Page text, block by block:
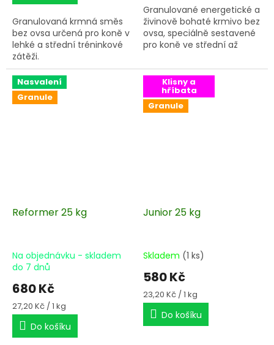
Granulovaná krmná směs
bez ovsa určená pro koně v
lehké a střední tréninkové
zátěži.
Granulované energetické a
živinově bohaté krmivo bez
ovsa, speciálně sestavené
pro koně ve střední až
Nasvalení
Granule
Reformer 25 kg
Na objednávku - skladem
do 7 dnů
680 Kč
Měrná
cena:
27,20 Kč / 1 kg
Do košíku
Klisny a
hříbata
Granule
Junior 25 kg
Skladem (1 ks)
580 Kč
Měrná
cena:
23,20 Kč / 1 kg
Do košíku